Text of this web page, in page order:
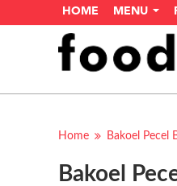
HOME MENU
Home Bakoel Pecel
Bakoel